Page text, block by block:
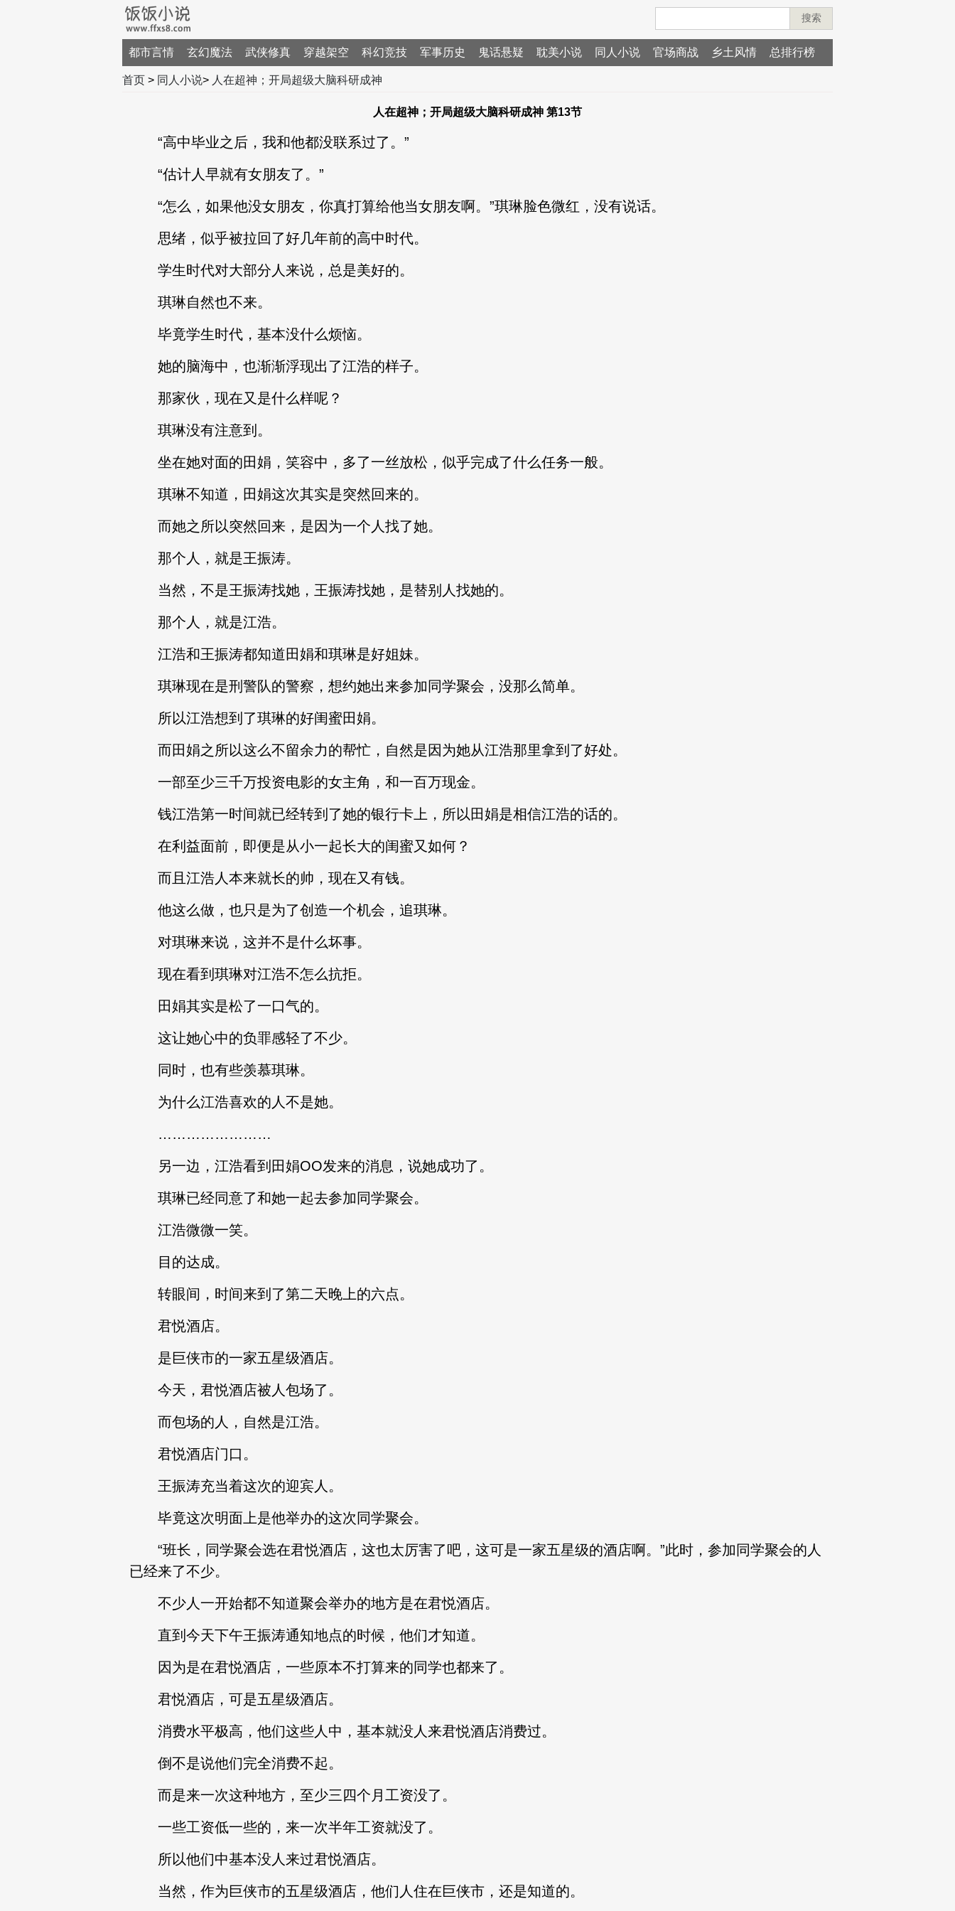
搜索
都市言情 玄幻魔法 武侠修真 穿越架空 科幻竞技 军事历史 鬼话悬疑 耽美小说 同人小说 官场商战 乡土风情 总排行榜
首页 > 同人小说> 人在超神；开局超级大脑科研成神
人在超神；开局超级大脑科研成神 第13节
“高中毕业之后，我和他都没联系过了。”
“估计人早就有女朋友了。”
“怎么，如果他没女朋友，你真打算给他当女朋友啊。”琪琳脸色微红，没有说话。
思绪，似乎被拉回了好几年前的高中时代。
学生时代对大部分人来说，总是美好的。
琪琳自然也不来。
毕竟学生时代，基本没什么烦恼。
她的脑海中，也渐渐浮现出了江浩的样子。
那家伙，现在又是什么样呢？
琪琳没有注意到。
坐在她对面的田娟，笑容中，多了一丝放松，似乎完成了什么任务一般。
琪琳不知道，田娟这次其实是突然回来的。
而她之所以突然回来，是因为一个人找了她。
那个人，就是王振涛。
当然，不是王振涛找她，王振涛找她，是替别人找她的。
那个人，就是江浩。
江浩和王振涛都知道田娟和琪琳是好姐妹。
琪琳现在是刑警队的警察，想约她出来参加同学聚会，没那么简单。
所以江浩想到了琪琳的好闺蜜田娟。
而田娟之所以这么不留余力的帮忙，自然是因为她从江浩那里拿到了好处。
一部至少三千万投资电影的女主角，和一百万现金。
钱江浩第一时间就已经转到了她的银行卡上，所以田娟是相信江浩的话的。
在利益面前，即便是从小一起长大的闺蜜又如何？
而且江浩人本来就长的帅，现在又有钱。
他这么做，也只是为了创造一个机会，追琪琳。
对琪琳来说，这并不是什么坏事。
现在看到琪琳对江浩不怎么抗拒。
田娟其实是松了一口气的。
这让她心中的负罪感轻了不少。
同时，也有些羡慕琪琳。
为什么江浩喜欢的人不是她。
……………………
另一边，江浩看到田娟OO发来的消息，说她成功了。
琪琳已经同意了和她一起去参加同学聚会。
江浩微微一笑。
目的达成。
转眼间，时间来到了第二天晚上的六点。
君悦酒店。
是巨侠市的一家五星级酒店。
今天，君悦酒店被人包场了。
而包场的人，自然是江浩。
君悦酒店门口。
王振涛充当着这次的迎宾人。
毕竟这次明面上是他举办的这次同学聚会。
“班长，同学聚会选在君悦酒店，这也太厉害了吧，这可是一家五星级的酒店啊。”此时，参加同学聚会的人
已经来了不少。
不少人一开始都不知道聚会举办的地方是在君悦酒店。
直到今天下午王振涛通知地点的时候，他们才知道。
因为是在君悦酒店，一些原本不打算来的同学也都来了。
君悦酒店，可是五星级酒店。
消费水平极高，他们这些人中，基本就没人来君悦酒店消费过。
倒不是说他们完全消费不起。
而是来一次这种地方，至少三四个月工资没了。
一些工资低一些的，来一次半年工资就没了。
所以他们中基本没人来过君悦酒店。
当然，作为巨侠市的五星级酒店，他们人住在巨侠市，还是知道的。